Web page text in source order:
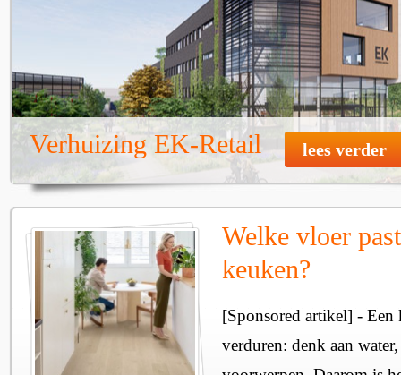
Verhuizing EK-Retail lees verder
Welke vloer
keuken?
[Sponsored artikel] -
verduren: denk aan